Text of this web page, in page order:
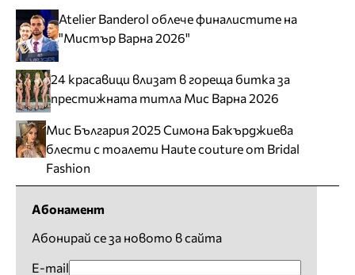
Atelier Banderol облече финалистите на
"Мистър Варна 2026"
24 красавици влизат в гореща битка за
престижната титла Мис Варна 2026
Мис България 2025 Симона Бакърджиева
блести с тоалети Haute couture от Bridal
Fashion
Абонамент
Абонирай се за новото в сайта
E-mail